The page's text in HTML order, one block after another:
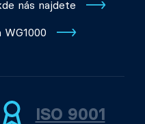
nás najdete
ISO 9001